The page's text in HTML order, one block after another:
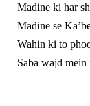
Madine ki har
Madine se
Wahin ki to
Saba wajd